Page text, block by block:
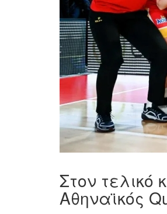
Στον τελικό
Αθηναϊκός